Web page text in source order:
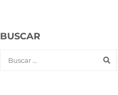
BUSCAR